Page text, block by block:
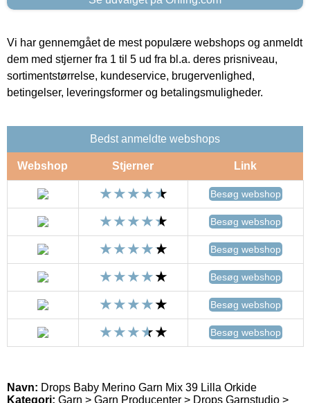
Vi har gennemgået de mest populære webshops og anmeldt
dem med stjerner fra 1 til 5 ud fra bl.a. deres prisniveau,
sortimentstørrelse, kundeservice, brugervenlighed,
betingelser, leveringsformer og betalingsmuligheder.
Bedst anmeldte webshops
Webshop Stjerner Link
Besøg webshop
Besøg webshop
Besøg webshop
Besøg webshop
Besøg webshop
Besøg webshop
Navn: Drops Baby Merino Garn Mix 39 Lilla Orkide
Kategori: Garn > Garn Producenter > Drops Garnstudio >